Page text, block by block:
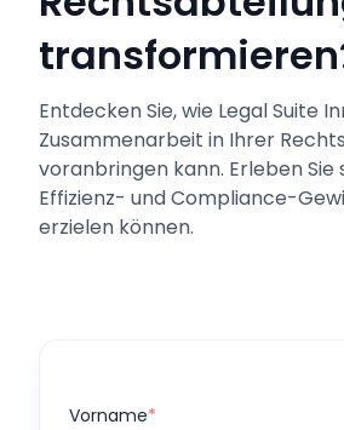
Entdecken Sie, wie Legal Suite
Zusammenarbeit in Ihrer
voranbringen kann. Erleben Sie
Effizienz- und Compliance-
erzielen können.
Vorname*